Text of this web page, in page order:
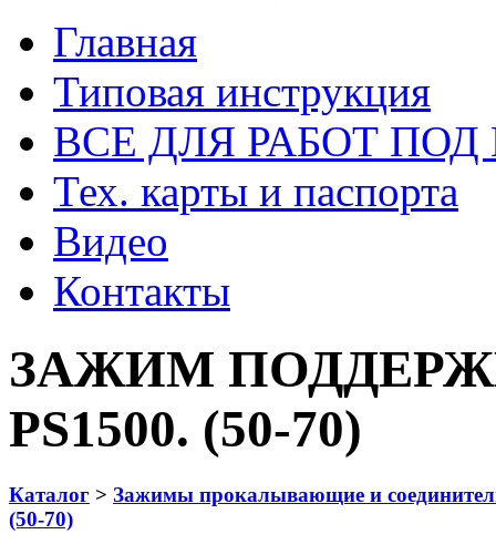
Главная
Типовая инструкция
ВСЕ ДЛЯ РАБОТ
Тех. карты и паспорта
Видео
Контакты
ЗАЖИМ
PS1500. (50-70)
Каталог > Зажимы прокалывающие и
(50-70)